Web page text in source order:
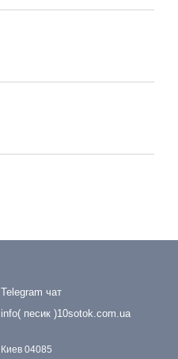
Telegram чат
info( песик )10sotok.com.ua
Киев 04085